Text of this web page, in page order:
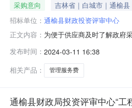
采购意向 吉林省｜白城市｜通榆县
招标单位： 通榆县财政投资评审中心
正文内容： 为便于供应商及时了解政府
机构服务已到期
发布时间： 2024-03-11 16:38
相关产品：
管理服务费
通榆县财政局投资评审中心“